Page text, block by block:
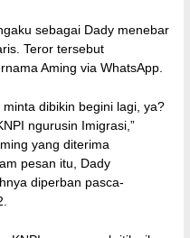
sebagai Dady menebar
Teror tersebut
Aming via WhatsApp.
dibikin begini lagi, ya?
ngurusin Imigrasi,”
yang diterima
pesan itu, Dady
diperban pasca-